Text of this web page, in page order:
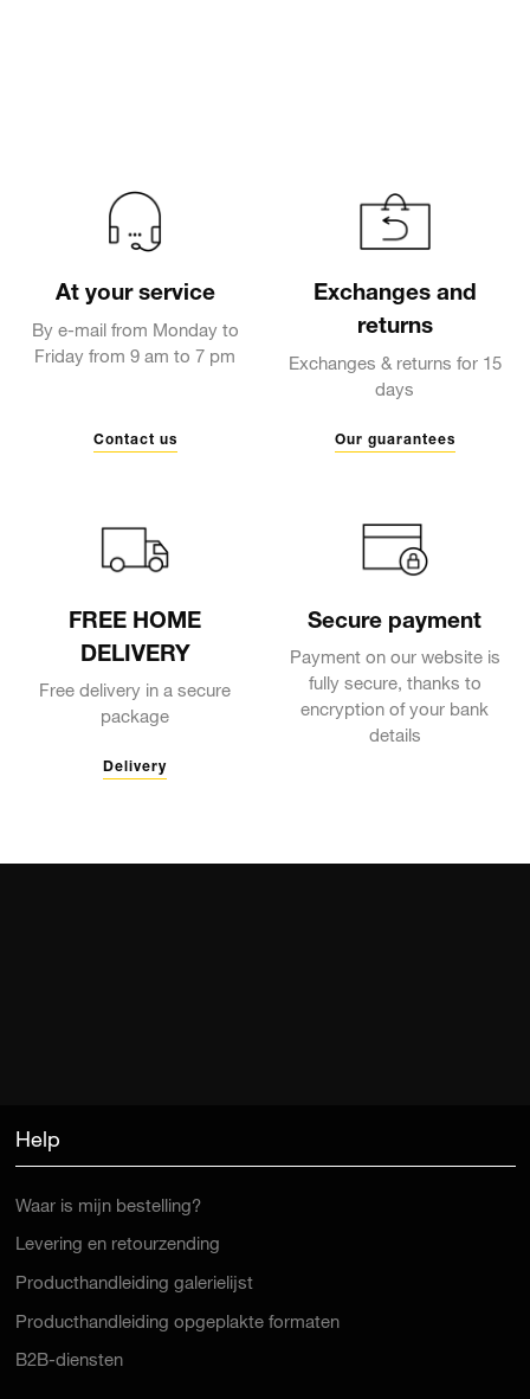
At your service
By e-mail from Monday to
Friday from 9 am to 7 pm
Contact us
Exchanges and
returns
Exchanges & returns for 15
days
Our guarantees
FREE HOME
DELIVERY
Free delivery in a secure
package
Delivery
Secure payment
Payment on our website is
fully secure, thanks to
encryption of your bank
details
Help
Waar is mijn bestelling?
Levering en retourzending
Producthandleiding galerielijst
Producthandleiding opgeplakte formaten
B2B-diensten